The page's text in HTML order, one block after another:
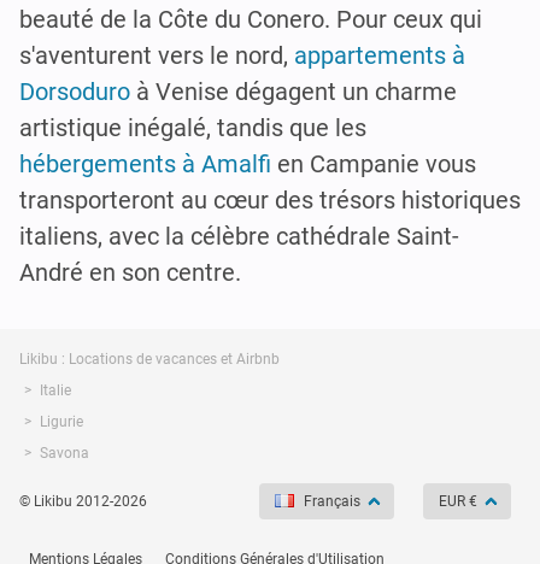
beauté de la Côte du Conero. Pour ceux qui
s'aventurent vers le nord, appartements à
Dorsoduro à Venise dégagent un charme
artistique inégalé, tandis que les
hébergements à Amalfi en Campanie vous
transporteront au cœur des trésors historiques
italiens, avec la célèbre cathédrale Saint-
André en son centre.
Likibu : Locations de vacances et Airbnb
Italie
Ligurie
Savona
© Likibu 2012-2026 Français EUR €
Mentions Légales Conditions Générales d'Utilisation